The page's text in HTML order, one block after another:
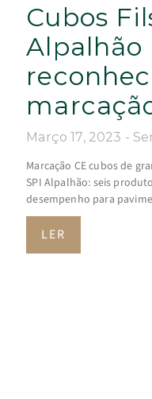
Cubos
Alpalhão
Março 17, 2023
Marcação CE cubos de
SPI Alpalhão: seis
desempenho para
LER